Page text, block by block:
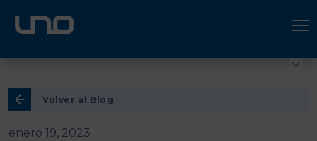
ÚNETE A UNO LOGÍSTICA
Volver al Blog
enero 19, 2023